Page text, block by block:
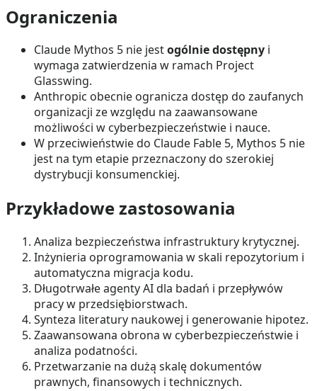
Ograniczenia
Claude Mythos 5 nie jestogólnie dostępny i
wymaga zatwierdzenia w ramach Project
Glasswing.
Anthropic obecnie ogranicza dostęp do zaufanych
organizacji ze względu na zaawansowane
możliwości w cyberbezpieczeństwie i nauce.
W przeciwieństwie do Claude Fable 5, Mythos 5 nie
jest na tym etapie przeznaczony do szerokiej
dystrybucji konsumenckiej.
Przykładowe zastosowania
Analiza bezpieczeństwa infrastruktury krytycznej.
Inżynieria oprogramowania w skali repozytorium i
automatyczna migracja kodu.
Długotrwałe agenty AI dla badań i przepływów
pracy w przedsiębiorstwach.
Synteza literatury naukowej i generowanie hipotez.
Zaawansowana obrona w cyberbezpieczeństwie i
analiza podatności.
Przetwarzanie na dużą skalę dokumentów
prawnych, finansowych i technicznych.